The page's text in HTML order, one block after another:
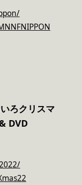
ろクリスマ
DVD